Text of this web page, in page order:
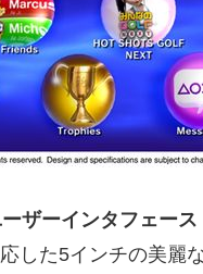
ザーインタフェース
した5インチの美麗